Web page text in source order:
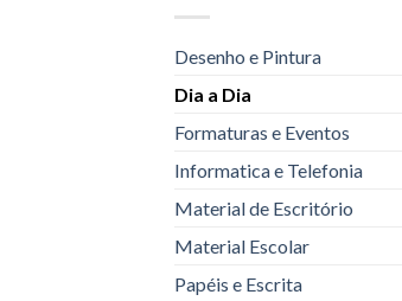
Desenho e Pintura
Dia a Dia
Formaturas e Eventos
Informatica e Telefonia
Material de Escritório
Material Escolar
Papéis e Escrita